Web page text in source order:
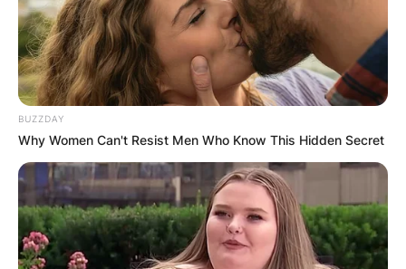
Манастирот, сместен помеѓу селата
Горњане, Бањани и Чучер Сандево, е
проникнат со историја која датира од 11
век. Царот Милутин, трогнат од приказните
за добродушноста и божествената
предаденост на Свети Никита, ја презеде
реставрацијата на ова свето место во 1284
година.
Приказните околу животот на Свети
BUZZDAY
Why Women Can't Resist Men Who Know This Hidden Secret